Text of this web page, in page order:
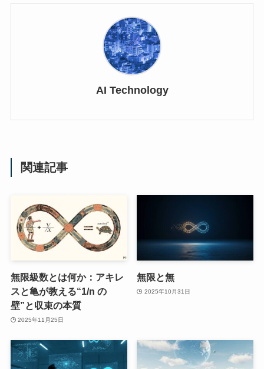
AI Technology
関連記事
無限級数とは何か：アキレ
スと亀が教える“1/n の
壁”と収束の本質
2025年11月25日
無限と無
2025年10月31日